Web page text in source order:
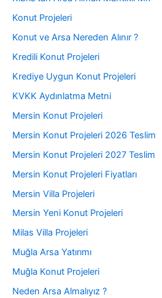
Konut Projeleri
Konut ve Arsa Nereden Alınır ?
Kredili Konut Projeleri
Krediye Uygun Konut Projeleri
KVKK Aydınlatma Metni
Mersin Konut Projeleri
Mersin Konut Projeleri 2026 Teslim
Mersin Konut Projeleri 2027 Teslim
Mersin Konut Projeleri Fiyatları
Mersin Villa Projeleri
Mersin Yeni Konut Projeleri
Milas Villa Projeleri
Muğla Arsa Yatırımı
Muğla Konut Projeleri
Neden Arsa Almalıyız ?